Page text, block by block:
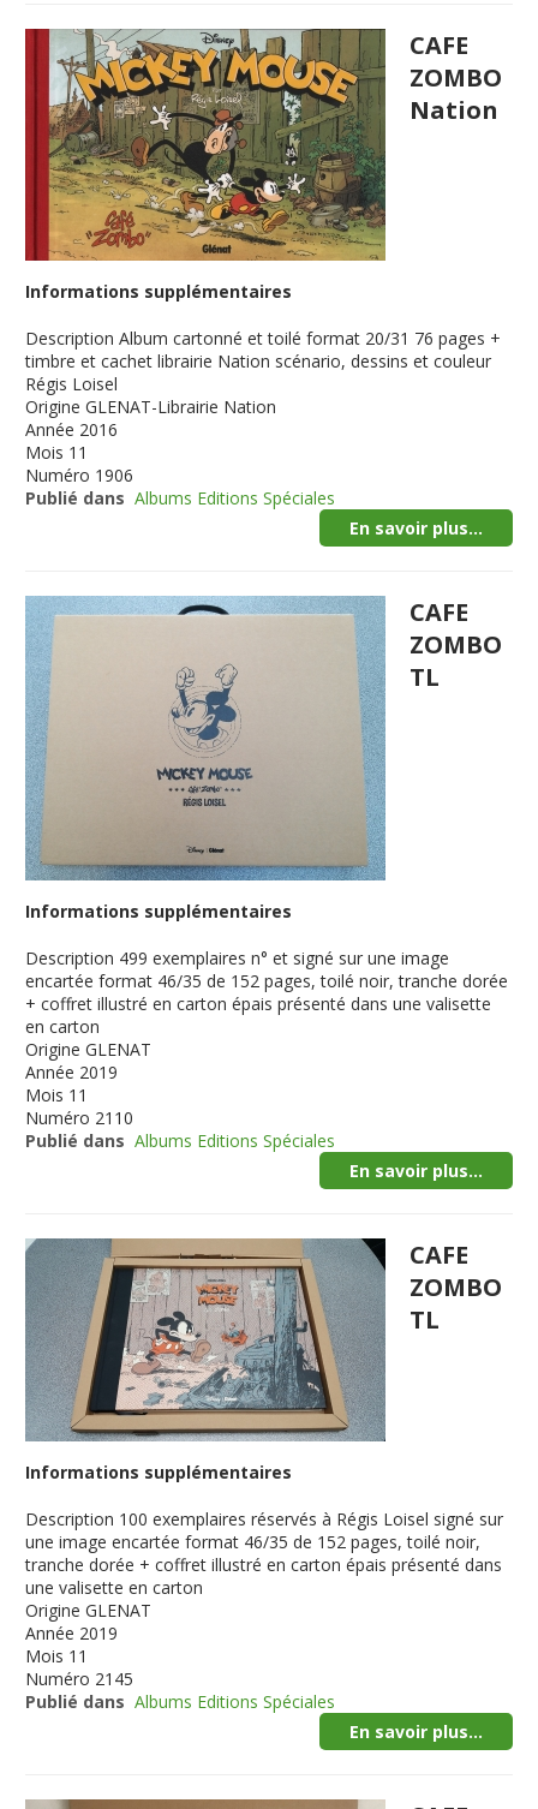
CAFE
ZOMBO
Nation
Informations supplémentaires
Description Album cartonné et toilé format 20/31 76 pages +
timbre et cachet librairie Nation scénario, dessins et couleur
Régis Loisel
Origine GLENAT-Librairie Nation
Année 2016
Mois 11
Numéro 1906
Publié dans Albums Editions Spéciales
En savoir plus...
CAFE
ZOMBO
TL
Informations supplémentaires
Description 499 exemplaires n° et signé sur une image
encartée format 46/35 de 152 pages, toilé noir, tranche dorée
+ coffret illustré en carton épais présenté dans une valisette
en carton
Origine GLENAT
Année 2019
Mois 11
Numéro 2110
Publié dans Albums Editions Spéciales
En savoir plus...
CAFE
ZOMBO
TL
Informations supplémentaires
Description 100 exemplaires réservés à Régis Loisel signé sur
une image encartée format 46/35 de 152 pages, toilé noir,
tranche dorée + coffret illustré en carton épais présenté dans
une valisette en carton
Origine GLENAT
Année 2019
Mois 11
Numéro 2145
Publié dans Albums Editions Spéciales
En savoir plus...